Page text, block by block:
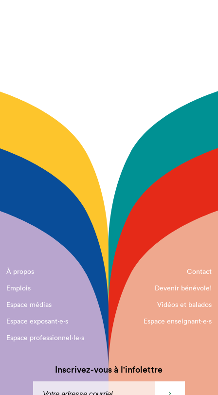
À propos
Contact
Emplois
Devenir bénévole!
Espace médias
Vidéos et balados
Espace exposant·e⋅s
Espace enseignant·e⋅s
Espace professionnel·le⋅s
Inscrivez-vous à l'infolettre